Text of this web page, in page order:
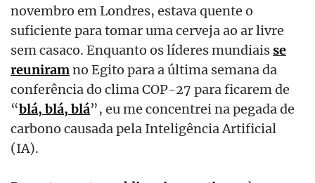
novembro em Londres, estava quente o
suficiente para tomar uma cerveja ao ar livre
sem casaco. Enquanto os líderes mundiaisse
reuniramno Egito para a última semana da
conferência do clima COP-27 para ficarem de
“blá, blá, blá”, eu me concentrei na pegada de
carbono causada pela Inteligência Artificial
(IA).